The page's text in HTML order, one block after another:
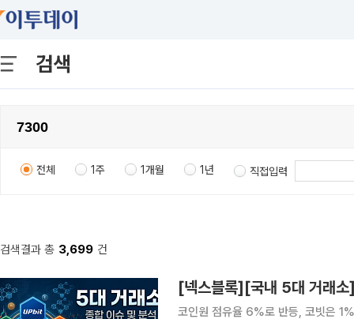
검색
전체 1주 1개월 1년 직접입력
검색결과 총 3,699 건
코인원 점유율 6%로 반등, 코빗은